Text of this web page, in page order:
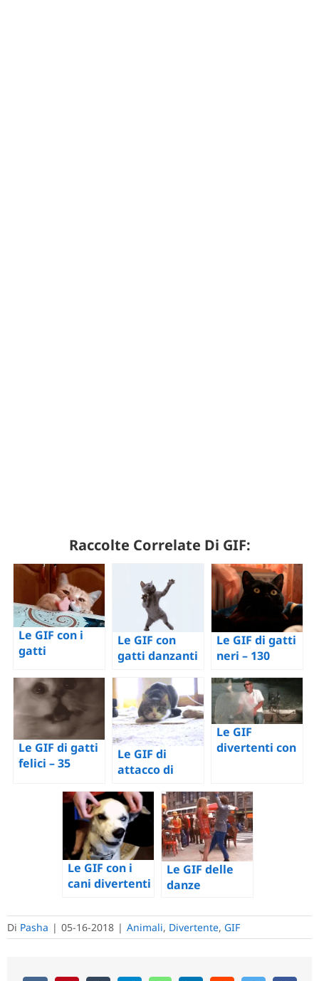
Raccolte Correlate Di GIF:
Le GIF con i
gatti
Più di 100
immagini
animate
Le GIF con
gatti danzanti
immagini
animate
gratuite
Le GIF di gatti
neri – 130
animate di
gatti con
pelliccia nera
Le GIF di gatti
felici – 35
animate di
Le GIF di
attacco di
immagini
animate di
gatti da
combattimento
Le GIF
divertenti con
Le GIF con i
cani divertenti
animate
Le GIF delle
danze
Una collezione
di 100
Di Pasha | 05-16-2018 | Animali, Divertente, GIF